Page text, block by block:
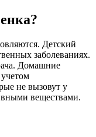
Детский
заболеваниях.
Домашние
не вызовут у
веществами.